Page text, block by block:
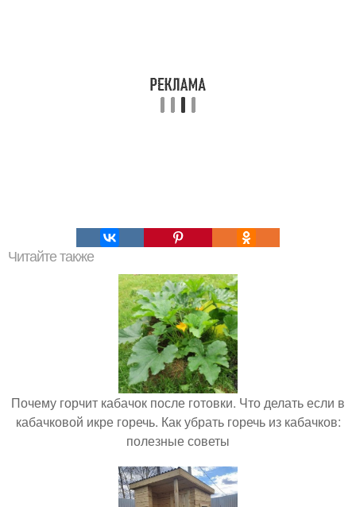
Читайте также
Почему горчит кабачок после готовки. Что делать если в
кабачковой икре горечь. Как убрать горечь из кабачков:
полезные советы